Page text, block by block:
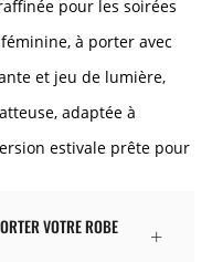
pour les soirées
à porter avec
et jeu de lumière,
adaptée à
estivale prête pour
VOTRE ROBE